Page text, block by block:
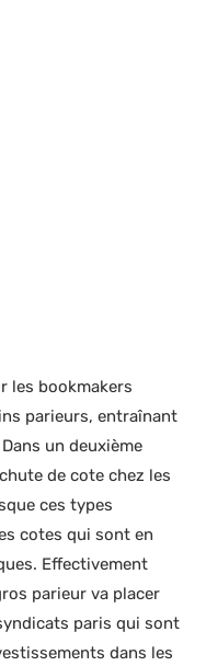
les bookmakers
parieurs, entraînant
un deuxième
de cote chez les
ces types
cotes qui sont en
Effectivement
parieur va placer
paris qui sont
dans les